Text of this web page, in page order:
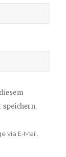
speichern.
via E-Mail.